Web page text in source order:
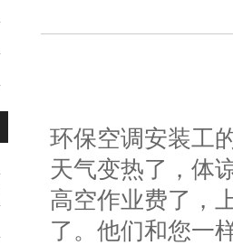
环保空调安装工
天气变热了，体
高空作业费了，
了。他们和您一